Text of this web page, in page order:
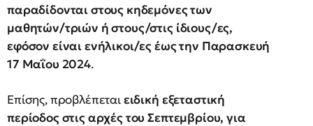
παραδίδονται στους κηδεμόνες των
μαθητών/τριών ή στους/στις ίδιους/ες,
εφόσον είναι ενήλικοι/ες έως την Παρασκευή
17 Μαΐου 2024.
Επίσης, προβλέπεταιειδική εξεταστική
περίοδος στις αρχές του Σεπτεμβρίου, για